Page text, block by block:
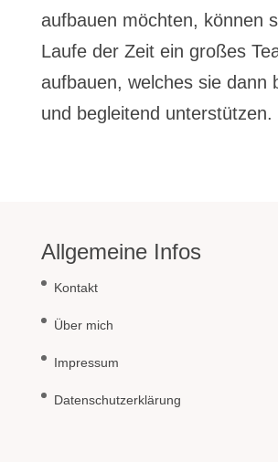
aufbauen möchten, können
Laufe der Zeit ein großes
aufbauen, welches sie dann
und begleitend unterstützen.
Allgemeine Infos
Kontakt
Über mich
Impressum
Datenschutzerklärung